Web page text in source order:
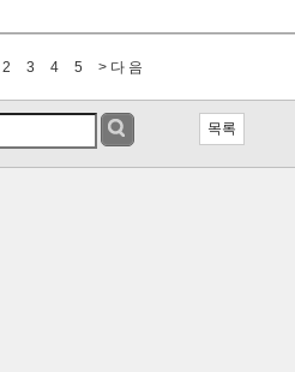
2 3 4 5 > 다 음
목록